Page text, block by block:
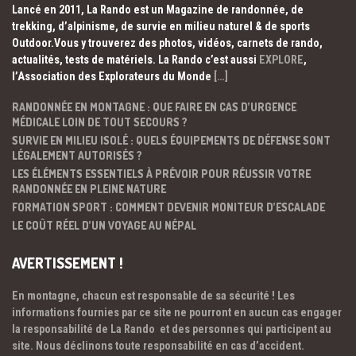
Lancé en 2011, La Rando est un Magazine de randonnée, de
trekking, d’alpinisme, de survie en milieu naturel & de sports
Outdoor.Vous y trouverez des photos, vidéos, carnets de rando,
actualités, tests de matériels. La Rando c’est aussi EXPLORE,
l’Association des Explorateurs du Monde […]
RANDONNÉE EN MONTAGNE : QUE FAIRE EN CAS D’URGENCE
MÉDICALE LOIN DE TOUT SECOURS ?
SURVIE EN MILIEU ISOLÉ : QUELS ÉQUIPEMENTS DE DÉFENSE SONT
LÉGALEMENT AUTORISÉS ?
LES ÉLÉMENTS ESSENTIELS À PRÉVOIR POUR RÉUSSIR VOTRE
RANDONNÉE EN PLEINE NATURE
FORMATION SPORT : COMMENT DEVENIR MONITEUR D’ESCALADE
LE COÛT RÉEL D’UN VOYAGE AU NÉPAL
AVERTISSEMENT !
En montagne, chacun est responsable de sa sécurité ! Les
informations fournies par ce site ne pourront en aucun cas engager
la responsabilité de La Rando et des personnes qui participent au
site. Nous déclinons toute responsabilité en cas d’accident.